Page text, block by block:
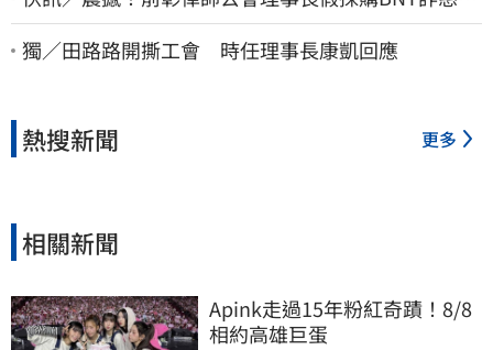
10億、洗錢囤232kg黃金
獨／田路路開撕工會 時任理事長康凱回應
熱搜新聞 更多
相關新聞
Apink走過15年粉紅奇蹟！8/8
相約高雄巨蛋